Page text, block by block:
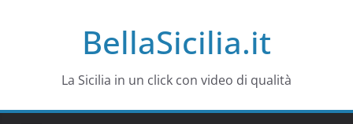
BellaSicilia.it
La Sicilia in un click con video di qualità